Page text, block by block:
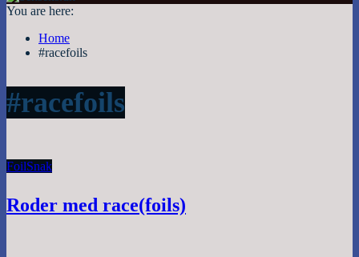
You are here:
Home
#racefoils
#racefoils
FoilSnak
Roder med race(foils)